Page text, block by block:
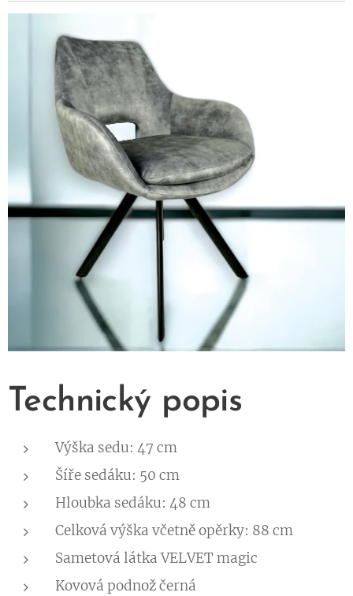
Technický popis
Výška sedu: 47 cm
Šíře sedáku: 50 cm
Hloubka sedáku: 48 cm
Celková výška včetně opěrky: 88 cm
Sametová látka VELVET magic
Kovová podnož černá